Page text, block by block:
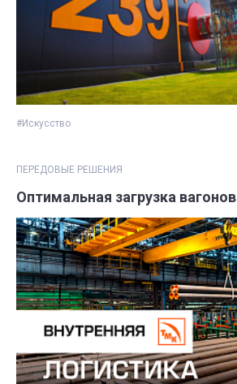
#Искусство
ПЕРЕДОВЫЕ РЕШЕНИЯ
Оптимальная загрузка вагонов